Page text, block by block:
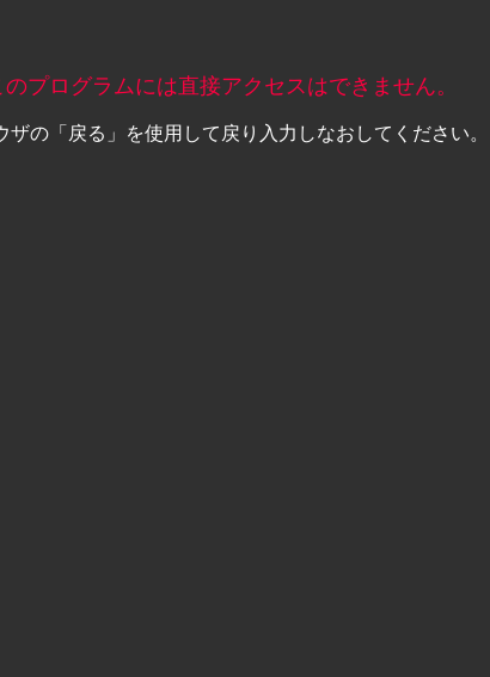
のプログラムには直接アクセスはできません。
ザの「戻る」を使用して戻り入力しなおしてください。